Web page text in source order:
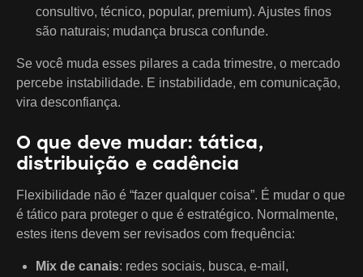
consultivo, técnico, popular, premium). Ajustes finos
são naturais; mudança brusca confunde.
Se você muda esses pilares a cada trimestre, o mercado
percebe instabilidade. E instabilidade, em comunicação,
vira desconfiança.
O que deve mudar: tática,
distribuição e cadência
Flexibilidade não é “fazer qualquer coisa”. É mudar o que
é tático para proteger o que é estratégico. Normalmente,
estes itens devem ser revisados com frequência:
Mix de canais: redes sociais, busca, e-mail,